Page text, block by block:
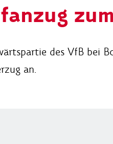
des VfB bei
an.